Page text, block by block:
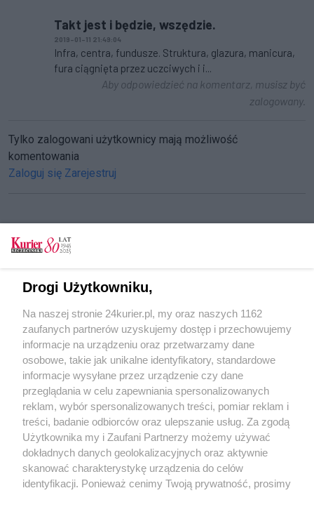
Takt jest i będzie, wszędzie.
2019-01-11 21:49:04
Infra, centra, fundusze. Struktura, glazura, manicura,
fura ciągnięta przez uczciwych i i...
Aby odpowiedzieć na komentarz, musisz być
zalogowany.
Tylko zalogowani użytkownicy mają możliwość
komentowania
Zaloguj się Zarejestruj
CZYTAJ TAKŻE
Ze Starego Czarnowa do Szczecina. Drogą
rowerową
Stanica harcerska w Drężnie będzie jak nowa
POGODA
13℃
Zobacz prognozę na 3 dni
Drogi Użytkowniku,
Na naszej stronie 24kurier.pl, my oraz naszych 1162
zaufanych partnerów uzyskujemy dostęp i przechowujemy
informacje na urządzeniu oraz przetwarzamy dane
osobowe, takie jak unikalne identyfikatory, standardowe
informacje wysyłane przez urządzenie czy dane
przeglądania w celu zapewniania spersonalizowanych
reklam, wybór spersonalizowanych treści, pomiar reklam i
treści, badanie odbiorców oraz ulepszanie usług. Za zgodą
Użytkownika my i Zaufani Partnerzy możemy używać
dokładnych danych geolokalizacyjnych oraz aktywnie
skanować charakterystykę urządzenia do celów
identyfikacji. Ponieważ cenimy Twoją prywatność, prosimy